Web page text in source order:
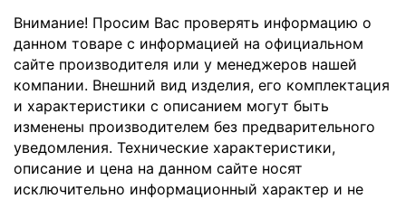
Внимание! Просим Вас проверять информацию о
данном товаре с информацией на официальном
сайте производителя или у менеджеров нашей
компании. Внешний вид изделия, его комплектация
и характеристики с описанием могут быть
изменены производителем без предварительного
уведомления. Технические характеристики,
описание и цена на данном сайте носят
исключительно информационный характер и не